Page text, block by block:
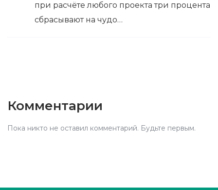
при расчёте любого проекта три процента
сбрасывают на чудо…
Комментарии
Пока никто не оставил комментарий. Будьте первым.